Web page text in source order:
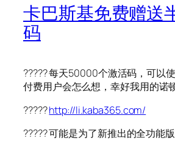
卡巴斯基免费赠送
码
????? 每天50000个激活码，可以
付费用户会怎么想，幸好我用的诺
?????http://li.kaba365.com/
????? 可能是为了新推出的全功能版